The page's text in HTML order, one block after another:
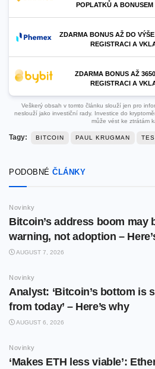
POPLATKŮ A BONUSEM
ZDARMA BONUS AŽ DO
REGISTRACI A
ZDARMA BONUS AŽ
REGISTRACI A
Veškerý obsah v tomto článku slouží jen pro
neslouží jako investiční rady. Investice do
může vést ke ztrátám
Tagy: BITCOIN PAUL KRUGMAN
PODOBNÉ ČLÁNKY
Novinky
Bitcoin’s address boom may
warning, not adoption –
AUGUST 7, 2026
Novinky
Analyst: ‘Bitcoin’s bottom is
from today’ – Here’s why
AUGUST 6, 2026
Novinky
‘Makes ETH less viable’: